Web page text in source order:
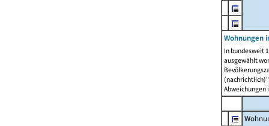
Wohnungen
In bundesweit
ausgewählt
Abweichungen